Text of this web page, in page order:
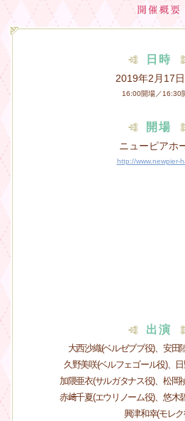
日時
2019年2月17
16:00開場／16:30
開場
ニューピアホ
http://www.newpier-
出演
大西沙織(ベルゼブブ役)、安田
久野美咲(ベルフェゴール役)、日
加隈亜衣(サルガタナス役)、松岡
赤﨑千夏(エウリノーム役)、悠木
興津和幸(モレク